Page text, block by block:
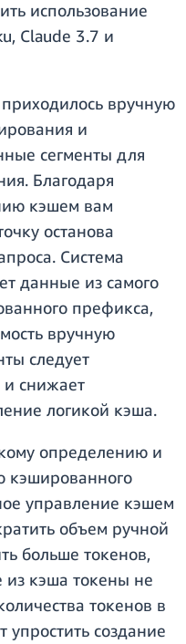
использование
Claude 3.7 и
вручную
и
сегменты для
Благодаря
кэшем вам
останова
Система
данные из самого
префикса,
вручную
следует
и снижает
логикой кэша.
определению и
кэшированного
управление кэшем
объем ручной
больше токенов,
из кэша токены не
токенов в
упростить создание